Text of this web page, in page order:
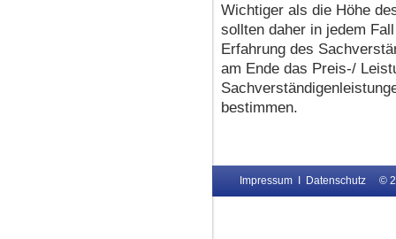
Wichtiger als die Höhe
sollten daher in jedem
Erfahrung des
am Ende das Preis-/
bestimmen.
Impressum Datenschutz ©